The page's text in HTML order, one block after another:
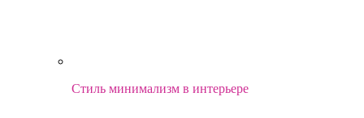
Стиль минимализм в интерьере